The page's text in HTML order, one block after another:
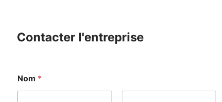
Contacter l'entreprise
Nom *